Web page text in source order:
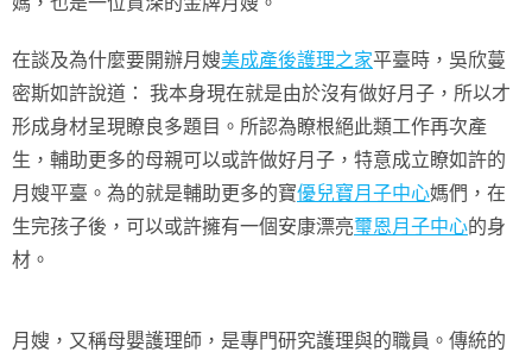
在談及為什麼要開辦月嫂美成產後護理之家平臺時，吳欣蔓
密斯如許說道： 我本身現在就是由於沒有做好月子，所以才
形成身材呈現瞭良多題目。所認為瞭根絕此類工作再次產
生，輔助更多的母親可以或許做好月子，特意成立瞭如許的
月嫂平臺。為的就是輔助更多的寶優兒寶月子中心媽們，在
生完孩子後，可以或許擁有一個安康漂亮璽恩月子中心的身
材。
月嫂，又稱母嬰護理師，是專門研究護理與的職員。傳統的